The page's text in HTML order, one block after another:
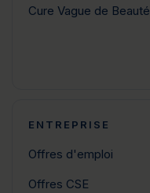
Cure Vague de Beauté
ENTREPRISE
Offres d'emploi
Offres CSE